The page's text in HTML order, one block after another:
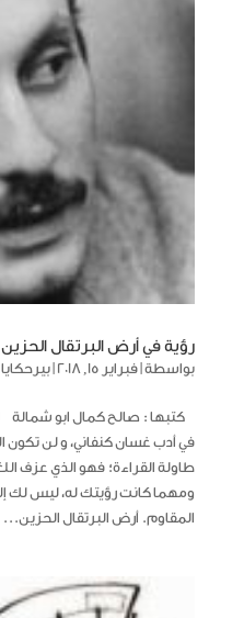
رؤية في أرض البرتقال الحزين
بواسطة|فبراير 15, 2018 |بيرحكايا
كتبها : صالح كمال ابو شمالة
في أدب غسان كنفاني، و لن تكون
طاولة القراءة؛ فهو الذي عزف
ومهما كانت رؤيتك له، ليس لك
المقاوم. أرض البرتقال الحزين...